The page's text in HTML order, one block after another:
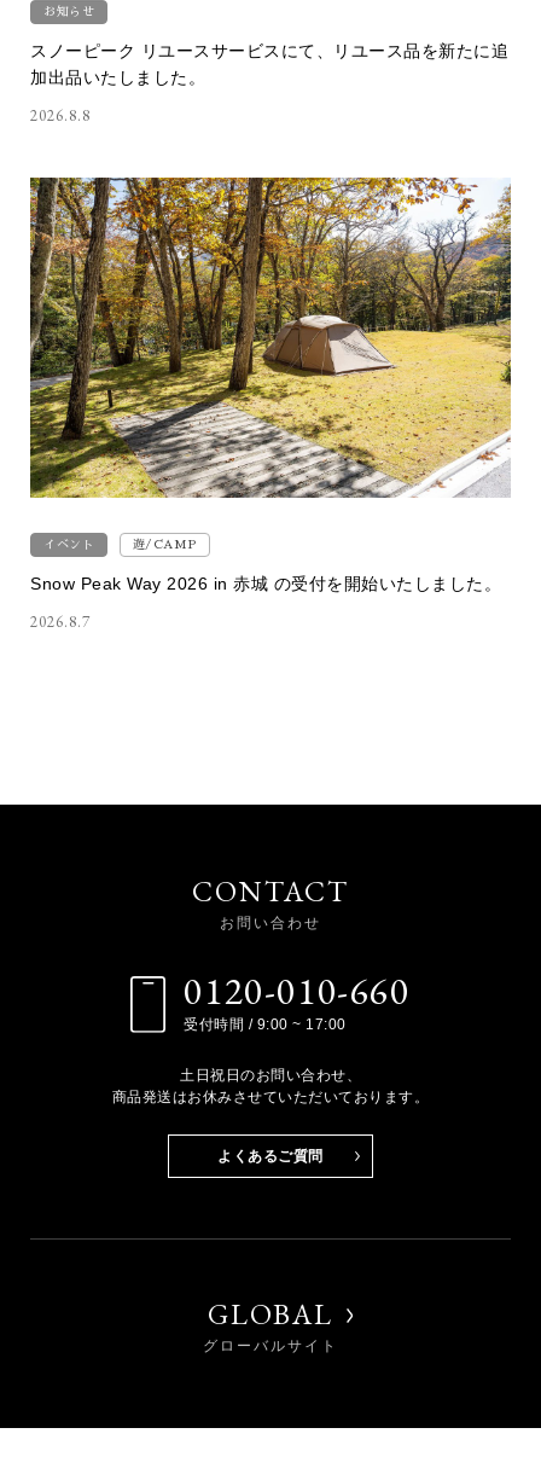
お知らせ
スノーピーク リユースサービスにて、リユース品を新たに追
加出品いたしました。
2026.8.8
イベント 遊/CAMP
Snow Peak Way 2026 in 赤城 の受付を開始いたしました。
2026.8.7
CONTACT
お問い合わせ
0120-010-660
受付時間 / 9:00 ~ 17:00
土日祝日のお問い合わせ、
商品発送はお休みさせていただいております。
よくあるご質問
GLOBAL
グローバルサイト